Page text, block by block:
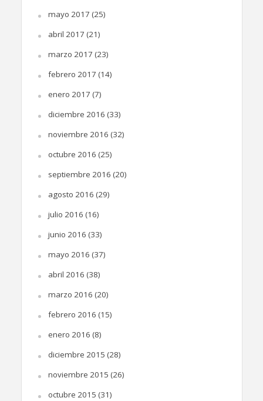
mayo 2017 (25)
abril 2017 (21)
marzo 2017 (23)
febrero 2017 (14)
enero 2017 (7)
diciembre 2016 (33)
noviembre 2016 (32)
octubre 2016 (25)
septiembre 2016 (20)
agosto 2016 (29)
julio 2016 (16)
junio 2016 (33)
mayo 2016 (37)
abril 2016 (38)
marzo 2016 (20)
febrero 2016 (15)
enero 2016 (8)
diciembre 2015 (28)
noviembre 2015 (26)
octubre 2015 (31)